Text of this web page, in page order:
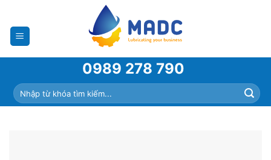
content
0989 278 790
Tìm
kiếm: